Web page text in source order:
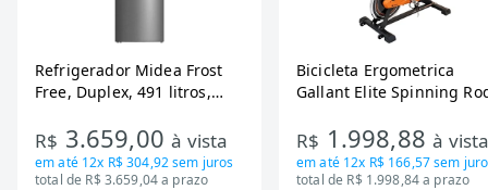
Refrigerador Midea Frost
Free, Duplex, 491 litros,
RT650EVK463)
R$ 3.659,00à vista
em até 12x R$ 304,92sem juros
total de R$ 3.659,04 a prazo
Bicicleta Ergometrica
Gallant Elite Spinning
Mecanica GSB13HBTA-PT
R$ 1.998,88à
em até 12x R$ 166,57sem
total de R$ 1.998,84 a prazo